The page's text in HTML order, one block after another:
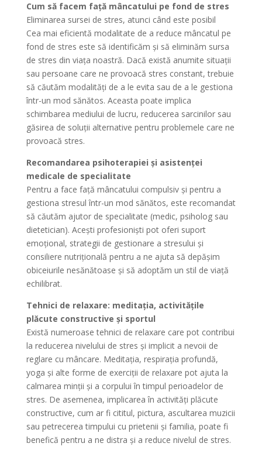
Cum să facem față mâncatului pe fond de stres
Eliminarea sursei de stres, atunci când este posibil
Cea mai eficientă modalitate de a reduce mâncatul pe
fond de stres este să identificăm și să eliminăm sursa
de stres din viața noastră. Dacă există anumite situații
sau persoane care ne provoacă stres constant, trebuie
să căutăm modalități de a le evita sau de a le gestiona
într-un mod sănătos. Aceasta poate implica
schimbarea mediului de lucru, reducerea sarcinilor sau
găsirea de soluții alternative pentru problemele care ne
provoacă stres.
Recomandarea psihoterapiei și asistenței
medicale de specialitate
Pentru a face față mâncatului compulsiv și pentru a
gestiona stresul într-un mod sănătos, este recomandat
să căutăm ajutor de specialitate (medic, psiholog sau
dietetician). Acești profesioniști pot oferi suport
emoțional, strategii de gestionare a stresului și
consiliere nutrițională pentru a ne ajuta să depășim
obiceiurile nesănătoase și să adoptăm un stil de viață
echilibrat.
Tehnici de relaxare: meditația, activitățile
plăcute constructive și sportul
Există numeroase tehnici de relaxare care pot contribui
la reducerea nivelului de stres și implicit a nevoii de
reglare cu mâncare. Meditația, respirația profundă,
yoga și alte forme de exerciții de relaxare pot ajuta la
calmarea minții și a corpului în timpul perioadelor de
stres. De asemenea, implicarea în activități plăcute
constructive, cum ar fi cititul, pictura, ascultarea muzicii
sau petrecerea timpului cu prietenii și familia, poate fi
benefică pentru a ne distra și a reduce nivelul de stres.